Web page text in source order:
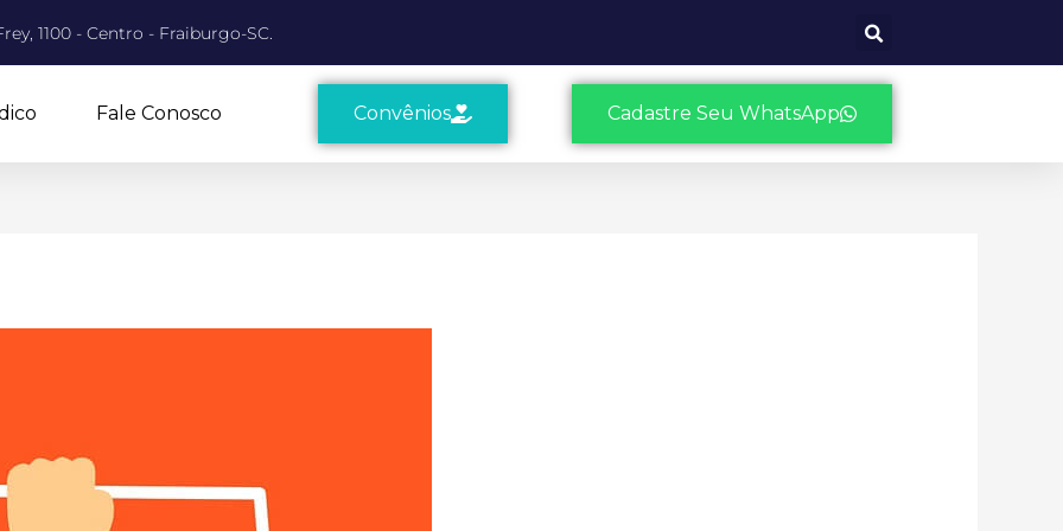
1100 - Centro - Fraiburgo-SC.
Fale Conosco Convênios Cadastre Seu WhatsApp